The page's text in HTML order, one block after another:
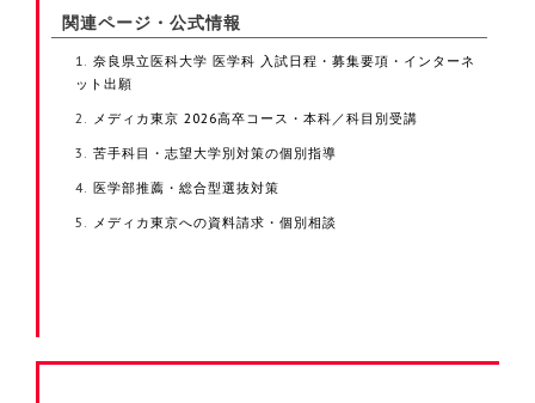
関連ページ・公式情報
奈良県立医科大学 医学科 入試日程・募集要項・インターネ
ット出願
メディカ東京 2026高卒コース・本科／科目別受講
苦手科目・志望大学別対策の個別指導
医学部推薦・総合型選抜対策
メディカ東京への資料請求・個別相談